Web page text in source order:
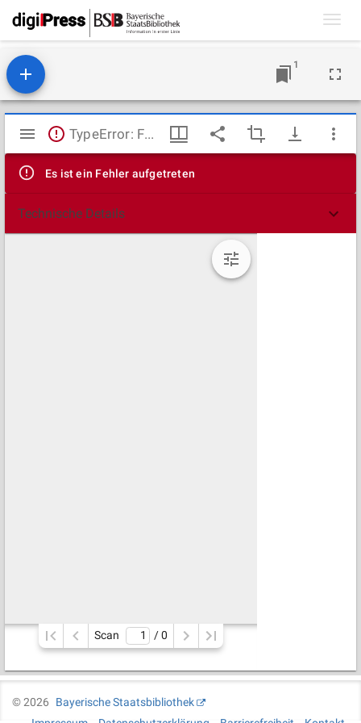
1
Mirador
Viewer
TypeError: Failed to fetch
Es ist ein Fehler aufgetreten
Technische Details
Scan / 0
©2026
Bayerische Staatsbibliothek